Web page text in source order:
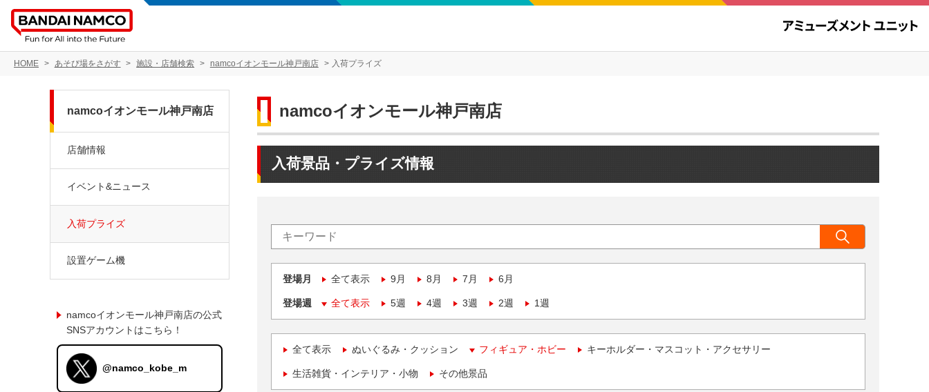
HOME あそび場をさがす 施設・店舗検索 namcoイオンモール神戸南店 入荷プライズ
namcoイオンモール神戸南店
入荷景品・プライズ情報
登場月 全て表示 9月 8月 7月 6月
登場週 全て表示 5週 4週 3週 2週 1週
全て表示 ぬいぐるみ・クッション フィギュア・ホビー キーホルダー・マスコット・アクセサリー
生活雑貨・インテリア・小物 その他景品
namcoイオンモール神戸南店
店舗情報
イベント&ニュース
入荷プライズ
設置ゲーム機
namcoイオンモール神戸南店の公式
SNSアカウントはこちら！
@namco_kobe_m